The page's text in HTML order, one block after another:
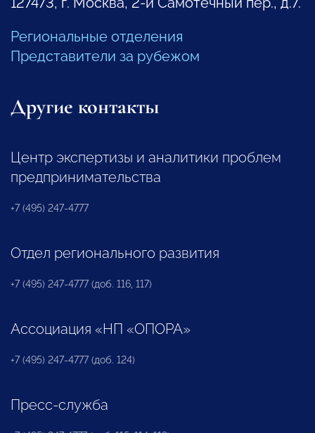
Региональные отделения
Представители за рубежом
Другие контакты
Центр экспертизы и аналитики проблем
предпринимательства
+7 (495) 247-4777
Отдел регионального развития
+7 (495) 247-4777 (доб. 116, 117)
Ассоциация «НП «ОПОРА»
+7 (495) 247-4777 (доб. 124)
Пресс-служба